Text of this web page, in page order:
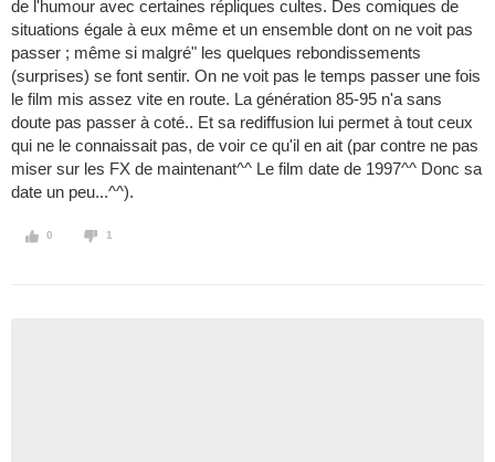
de l'humour avec certaines répliques cultes. Des comiques de
situations égale à eux même et un ensemble dont on ne voit pas
passer ; même si malgré" les quelques rebondissements
(surprises) se font sentir. On ne voit pas le temps passer une fois
le film mis assez vite en route. La génération 85-95 n'a sans
doute pas passer à coté.. Et sa rediffusion lui permet à tout ceux
qui ne le connaissait pas, de voir ce qu'il en ait (par contre ne pas
miser sur les FX de maintenant^^ Le film date de 1997^^ Donc sa
date un peu...^^).
0 1